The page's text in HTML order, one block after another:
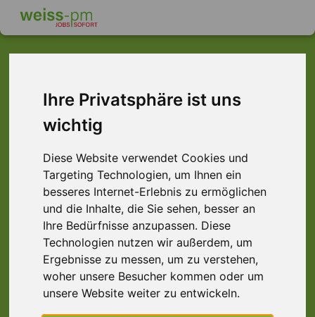
Ihre Privatsphäre ist uns
wichtig
Diese Website verwendet Cookies und
Targeting Technologien, um Ihnen ein
besseres Internet-Erlebnis zu ermöglichen
und die Inhalte, die Sie sehen, besser an
Ihre Bedürfnisse anzupassen. Diese
Technologien nutzen wir außerdem, um
Ergebnisse zu messen, um zu verstehen,
woher unsere Besucher kommen oder um
unsere Website weiter zu entwickeln.
Dieser Job ist leider
nicht mehr verfügbar ...
... aber vielleicht ist hier etwas dabei:
Lagerhelfer (m/w/d), Raum Aschaffenburg